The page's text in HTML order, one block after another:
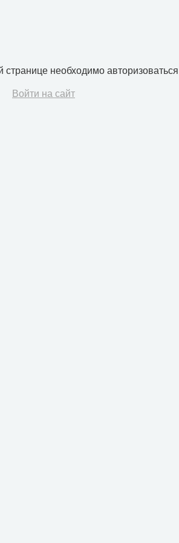
странице необходимо
Войти на сайт